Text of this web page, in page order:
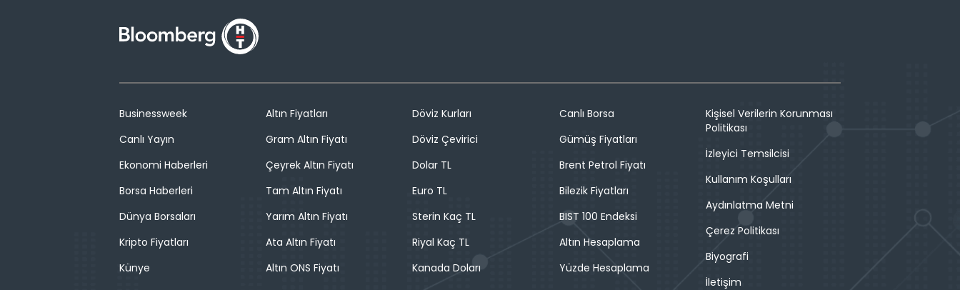
Businessweek
Canlı Yayın
Ekonomi Haberleri
Borsa Haberleri
Dünya Borsaları
Kripto Fiyatları
Künye
Altın Fiyatları
Gram Altın Fiyatı
Çeyrek Altın Fiyatı
Tam Altın Fiyatı
Yarım Altın Fiyatı
Ata Altın Fiyatı
Altın ONS Fiyatı
Döviz Kurları
Döviz Çevirici
Dolar TL
Euro TL
Sterin Kaç TL
Riyal Kaç TL
Kanada Doları
Canlı Borsa
Gümüş Fiyatları
Brent Petrol Fiyatı
Bilezik Fiyatları
BIST 100 Endeksi
Altın Hesaplama
Yüzde Hesaplama
Kişisel Verilerin Korunması
Politikası
İzleyici Temsilcisi
Kullanım Koşulları
Aydınlatma Metni
Çerez Politikası
Biyografi
İletişim